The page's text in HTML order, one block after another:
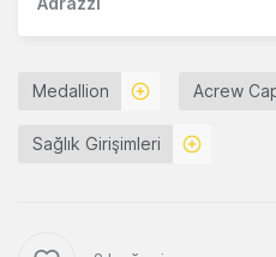
Medallion Acrew
Sağlık Girişimleri